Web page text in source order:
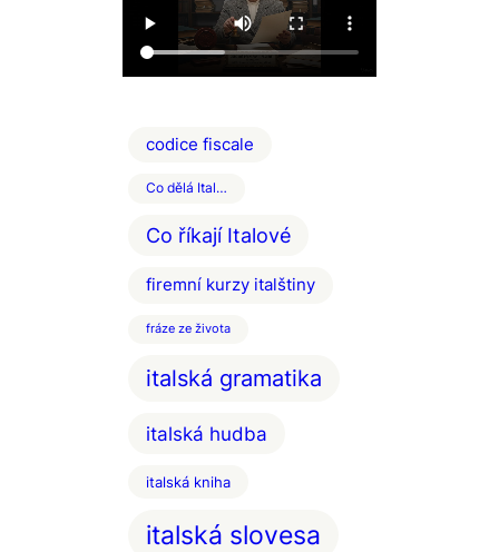
codice fiscale
Co dělá Ital…
Co říkají Italové
firemní kurzy italštiny
fráze ze života
italská gramatika
italská hudba
italská kniha
italská slovesa